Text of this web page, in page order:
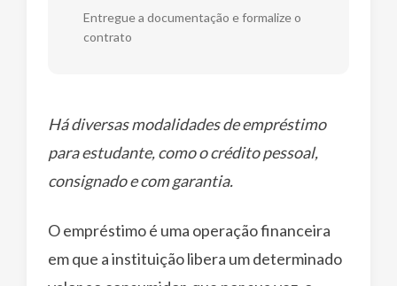
Entregue a documentação e formalize o
contrato
Há diversas modalidades de empréstimo
para estudante, como o crédito pessoal,
consignado e com garantia.
O empréstimo é uma operação financeira
em que a instituição libera um determinado